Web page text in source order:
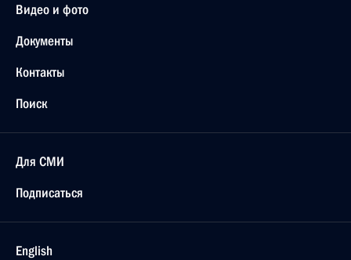
Видео и фото
Документы
Контакты
Поиск
Для СМИ
Подписаться
English